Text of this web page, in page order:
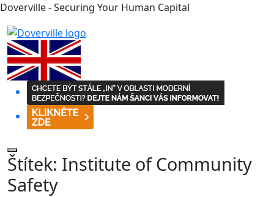
Doverville - Securing Your Human Capital
Štítek: Institute of Community
Safety